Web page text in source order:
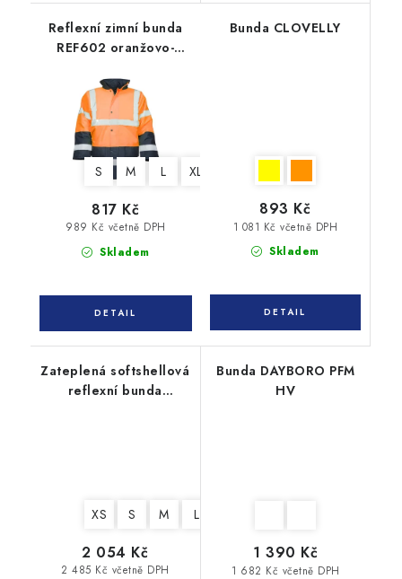
Reflexní zimní bunda
REF602 oranžovo-
S M L XL
Skladem
989 Kč včetně DPH
817 Kč
Bunda CLOVELLY
Skladem
1 081 Kč včetně DPH
893 Kč
Zateplená softshellová
reflexní bunda
XS S M L
2 485 Kč včetně DPH
2 054 Kč
Bunda DAYBORO PFM
HV
1 682 Kč včetně DPH
1 390 Kč